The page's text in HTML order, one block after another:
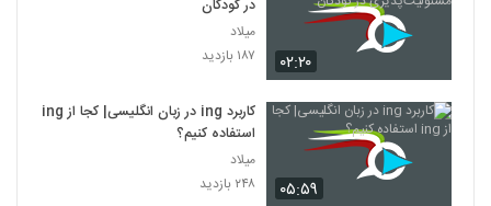
۰۲:۲۰
در کودکان
میلاد
۱۸۷ بازدید
۰۵:۵۹
کاربرد ing در زبان انگلیسی| کجا از ing
استفاده کنیم؟
میلاد
۲۴۸ بازدید